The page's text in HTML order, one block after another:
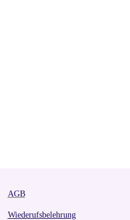
AGB
Wiederufsbelehrung